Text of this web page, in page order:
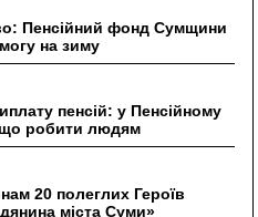
Пенсійний фонд Сумщини
на зиму
пенсій: у Пенсійному
робити людям
20 полеглих Героїв
міста Суми»